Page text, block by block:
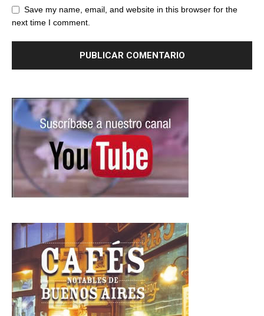
Save my name, email, and website in this browser for the
next time I comment.